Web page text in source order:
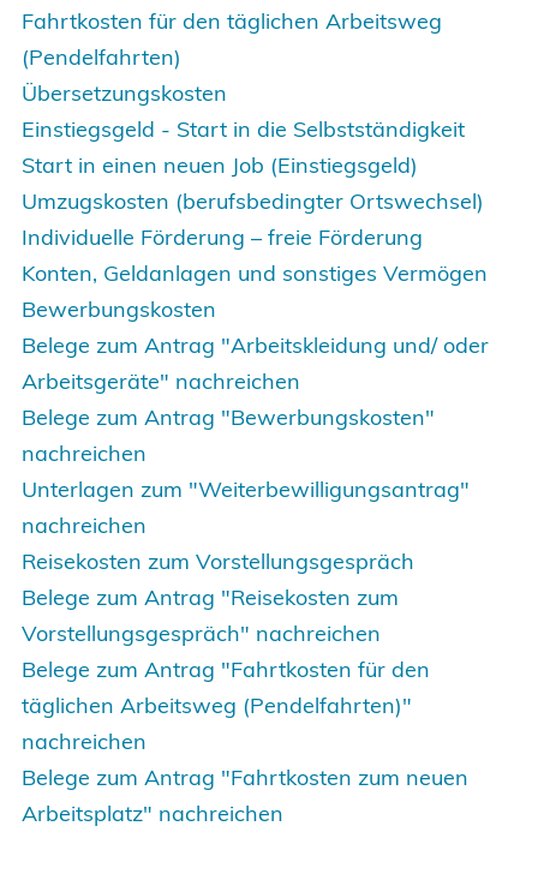
Fahrtkosten für den täglichen Arbeitsweg
(Pendelfahrten)
Übersetzungskosten
Einstiegsgeld - Start in die Selbstständigkeit
Start in einen neuen Job (Einstiegsgeld)
Umzugskosten (berufsbedingter Ortswechsel)
Individuelle Förderung – freie Förderung
Konten, Geldanlagen und sonstiges Vermögen
Bewerbungskosten
Belege zum Antrag "Arbeitskleidung und/ oder
Arbeitsgeräte" nachreichen
Belege zum Antrag "Bewerbungskosten"
nachreichen
Unterlagen zum "Weiterbewilligungsantrag"
nachreichen
Reisekosten zum Vorstellungsgespräch
Belege zum Antrag "Reisekosten zum
Vorstellungsgespräch" nachreichen
Belege zum Antrag "Fahrtkosten für den
täglichen Arbeitsweg (Pendelfahrten)"
nachreichen
Belege zum Antrag "Fahrtkosten zum neuen
Arbeitsplatz" nachreichen